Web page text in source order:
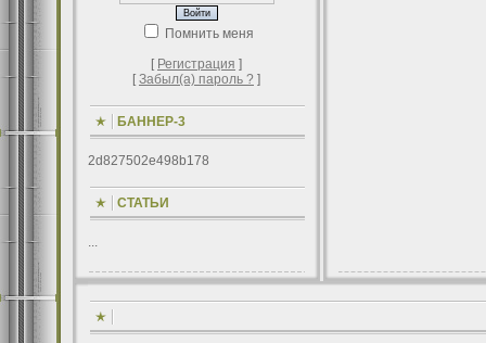
Помнить меня
[ Регистрация ]
[Забыл(а) пароль ? ]
БАННЕР-3
2d827502e498b178
СТАТЬИ
...